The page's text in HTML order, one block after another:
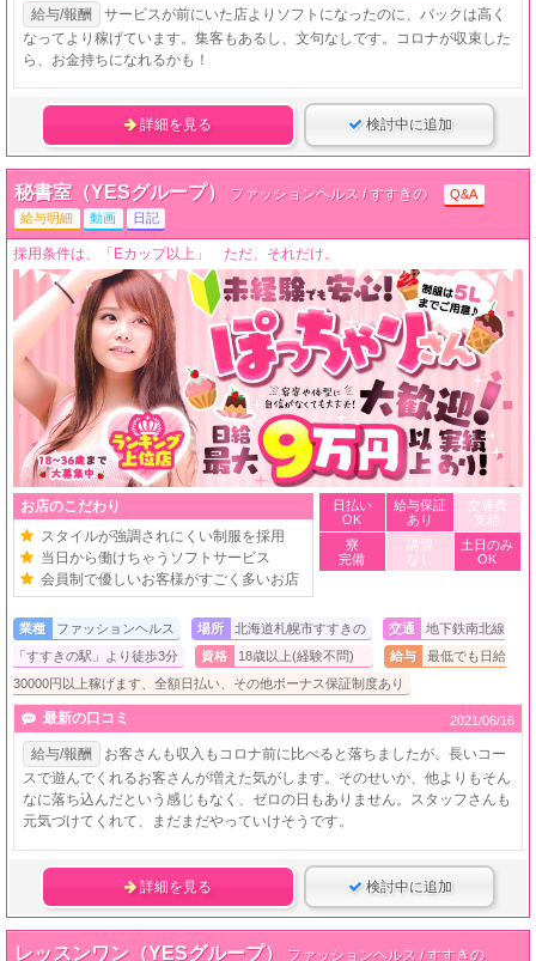
給与/報酬
サービスが前にいた店よりソフトになったのに、バックは高く
なってより稼げています。集客もあるし、文句なしです。コロナが収束した
ら、お金持ちになれるかも！
詳細を見る 検討中に追加
秘書室（YESグループ） ファッションヘルス / すすきの
Q&A
給与明細
動画 日記
採用条件は、「Eカップ以上」 ただ、それだけ。
お店のこだわり
スタイルが強調されにくい制服を採用
当日から働けちゃうソフトサービス
会員制で優しいお客様がすごく多いお店
日払い
OK
給与保証
あり
交通費
支給
寮
完備
講習
なし
土日のみ
OK
業種 ファッションヘルス 場所 北海道札幌市すすきの 交通
地下鉄南北線
「すすきの駅」より徒歩3分
資格 18歳以上(経験不問) 給与
最低でも日給
30000円以上稼げます、全額日払い、その他ボーナス保証制度あり
最新の口コミ 2021/06/16
給与/報酬
お客さんも収入もコロナ前に比べると落ちましたが、長いコー
スで遊んでくれるお客さんが増えた気がします。そのせいか、他よりもそん
なに落ち込んだという感じもなく、ゼロの日もありません。スタッフさんも
元気づけてくれて、まだまだやっていけそうです。
詳細を見る 検討中に追加
レッスンワン（YESグループ） ファッションヘルス / すすきの